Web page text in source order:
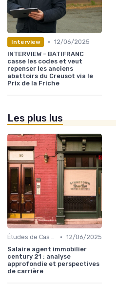
Interview • 12/06/2025
INTERVIEW - BATIFRANC
casse les codes et veut
repenser les anciens
abattoirs du Creusot via le
Prix de la Friche
Les plus lus
Études de Cas et Exemples de Réussite • 12/06/2025
Salaire agent immobilier
century 21 : analyse
approfondie et perspectives
de carrière